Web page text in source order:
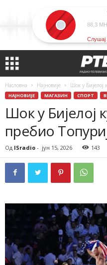
88,3
Слушај
Насловна Најновије Шок у Бијелој
НАЈНОВИЈЕ МАГАЗИН СПОРТ
Шок у Бијелој
пребио
Од ISradio - јун 15, 2026 143